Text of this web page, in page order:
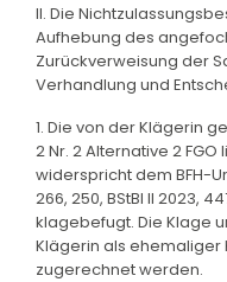
II. Die
Aufhebung des
Zurückverweisung der
Verhandlung und
1. Die von der Klägerin
2 Nr. 2 Alternative 2
widerspricht dem BFH-
266, 250, BStBl II 2023,
klagebefugt. Die Klage
Klägerin als ehemaliger
zugerechnet werden.